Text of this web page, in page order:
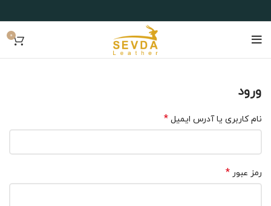
0
ورود
نام کاربری یا آدرس ایمیل *
رمز عبور *